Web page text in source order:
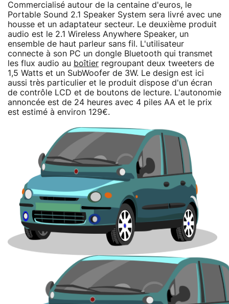
Commercialisé autour de la centaine d'euros, le
Portable Sound 2.1 Speaker System sera livré avec une
housse et un adaptateur secteur. Le deuxième produit
audio est le 2.1 Wireless Anywhere Speaker, un
ensemble de haut parleur sans fil. L'utilisateur
connecte à son PC un dongle Bluetooth qui transmet
les flux audio au boîtier regroupant deux tweeters de
1,5 Watts et un SubWoofer de 3W. Le design est ici
aussi très particulier et le produit dispose d'un écran
de contrôle LCD et de boutons de lecture. L'autonomie
annoncée est de 24 heures avec 4 piles AA et le prix
est estimé à environ 129€.